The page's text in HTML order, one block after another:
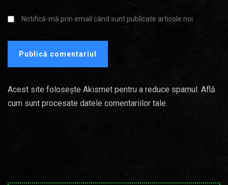
Notifică-mă prin email când sunt publicate articole noi.
Acest site folosește Akismet pentru a reduce spamul. Află
cum sunt procesate datele comentariilor tale.